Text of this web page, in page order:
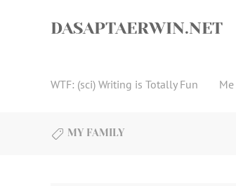
DASAPTAERWIN.NET
WTF: (sci) Writing is Totally Fun
MY FAMILY